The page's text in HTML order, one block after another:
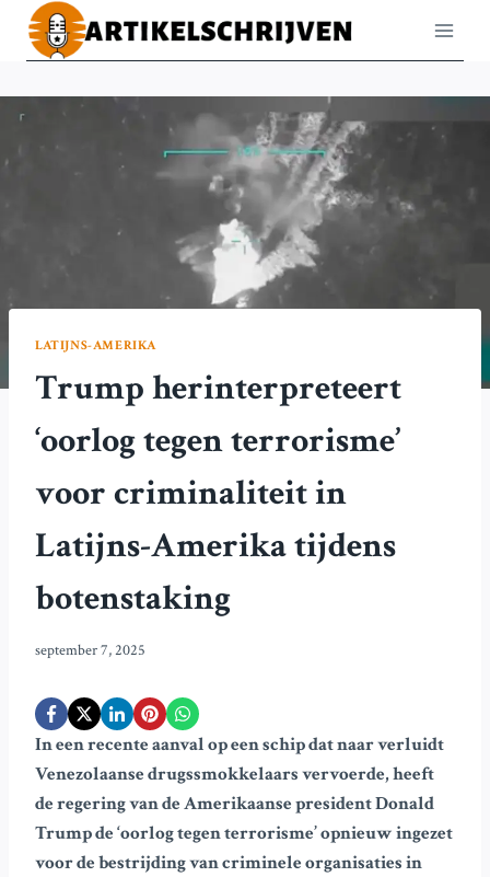
Doorgaan
naar
LATIJNS-AMERIKA
Trump herinterpreteert
‘oorlog tegen terrorisme’
voor criminaliteit in
Latijns-Amerika tijdens
botenstaking
september 7, 2025
In een recente aanval op een schip dat naar verluidt
Venezolaanse drugssmokkelaars vervoerde, heeft
de regering van de Amerikaanse president Donald
Trump de ‘oorlog tegen terrorisme’ opnieuw ingezet
voor de bestrijding van criminele organisaties in